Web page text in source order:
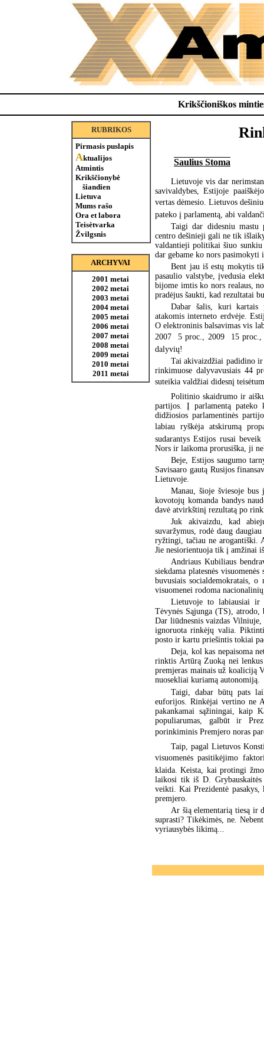
Krikščioniškos
RUBRIKOS
Pirmasis puslapis
Aktualijos
Atmintis
Krikščionybė
šiandien
Lietuva
Mums rašo
Ora et labora
Teisėtvarka
Žvilgsnis
ARCHYVAI
2001 metai
2002 metai
2003 metai
2004 metai
2005 metai
2006 metai
2007 metai
2008 metai
2009 metai
2010 metai
2011 metai
Saulius Stoma
Lietuvoje vis dar
savivaldybes, Estijoje
vertas dėmesio. Lietuvos
pateko į parlamentą, abi
Taigi dar didesniu mastu
centro dešinieji gali ne tik
valdantieji politikai šiuo
dar gebame ko nors pasimokyti
Bent jau iš estų mokytis
pasaulio valstybe, įvedusia
bijome imtis ko nors realaus,
pradėjus šaukti, kad rezultatai
Dabar šalis, kuri kartais
atakomis interneto erdvėje.
O elektroninis balsavimas vis
2007  5 proc., 2009  15
dalyvių!
Tai akivaizdžiai padidino
rinkimuose dalyvavusiais 44
suteikia valdžiai didesnį
Politinio skaidrumo ir
partijos. Į parlamentą pateko
didžiosios parlamentinės
labiau ryškėja atskirumą
sudarantys Estijos rusai
Nors ir laikoma prorusiška, ji
Beje, Estijos saugumo
Savisaaro gautą Rusijos
Lietuvoje.
Manau, šioje šviesoje
kovotojų komanda bandys
davė atvirkštinį rezultatą po
Juk akivaizdu, kad
suvaržymus, rodė daug
ryžtingi, tačiau ne arogantiški.
Jie nesiorientuoja tik į amžinai
Andriaus Kubiliaus
siekdama platesnės
buvusiais socialdemokratais, o
visuomenei rodoma
Lietuvoje to labiausiai ir
Tėvynės Sąjunga (TS),
Dar liūdnesnis vaizdas
ignoruota rinkėjų valia.
posto ir kartu priešintis tokiai
Deja, kol kas nepaisoma
rinktis Artūrą Zuoką nei
premjeras mainais už
nuosekliai kuriamą autonomiją.
Taigi, dabar būtų pats
euforijos. Rinkėjai vertino ne
pakankamai sąžiningai, kaip
populiarumas, galbūt ir
porinkiminis Premjero noras
Taip, pagal Lietuvos
visuomenės pasitikėjimo
klaida. Keista, kai protingi
laikosi tik iš D.
veikti. Kai Prezidentė
premjero.
Ar šią elementarią tiesą ir
suprasti? Tikėkimės, ne.
vyriausybės likimą...